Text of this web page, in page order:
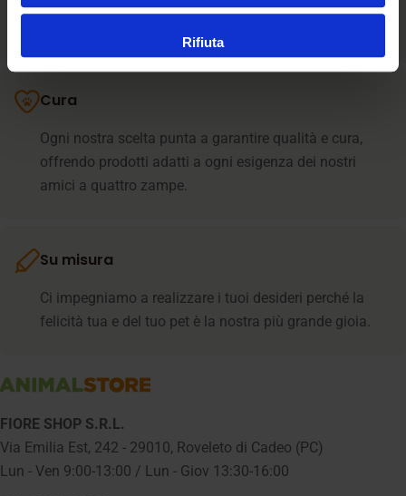
Rifiuta
Cura
Ogni nostra scelta punta a garantire qualità e cura,
offrendo prodotti adatti a ogni esigenza dei nostri
amici a quattro zampe.
Su misura
Ci impegniamo a realizzare i tuoi desideri perché la
felicità tua e del tuo pet è la nostra più grande gioia.
FIORE SHOP S.R.L.
Via Emilia Est, 242 - 29010, Roveleto di Cadeo (PC)
Lun - Ven 9:00-13:00 / Lun - Giov 13:30-16:00